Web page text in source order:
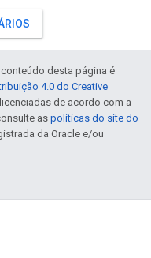
desta página é
4.0 do Creative
de acordo com a
aspolíticas do site do
da Oracle e/ou